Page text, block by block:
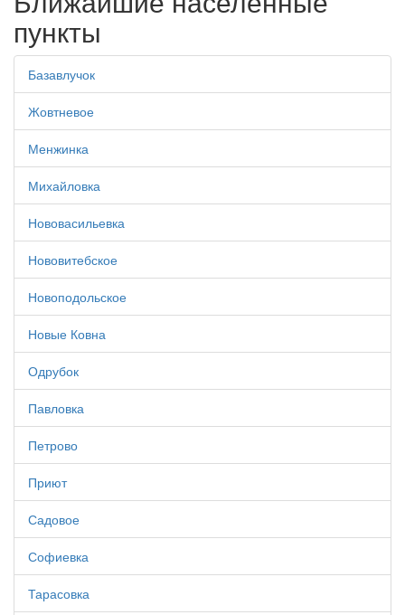
пункты
Базавлучок
Жовтневое
Менжинка
Михайловка
Нововасильевка
Нововитебское
Новоподольское
Новые Ковна
Одрубок
Павловка
Петрово
Приют
Садовое
Софиевка
Тарасовка